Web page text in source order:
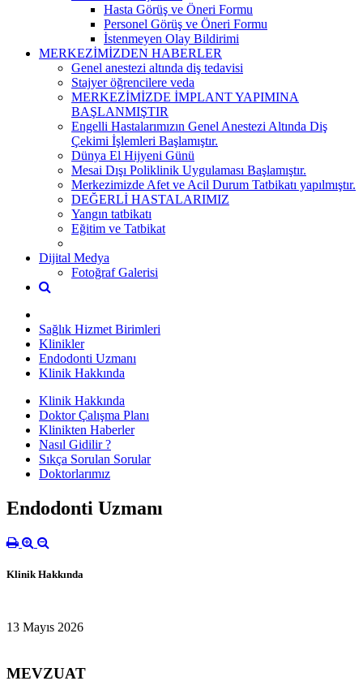
Hasta Görüş ve Öneri Formu
Personel Görüş ve Öneri Formu
İstenmeyen Olay Bildirimi
MERKEZİMİZDEN HABERLER
Genel anestezi altında diş tedavisi
Stajyer öğrencilere veda
MERKEZİMİZDE İMPLANT YAPIMINA
BAŞLANMIŞTIR
Engelli Hastalarımızın Genel Anestezi Altında Diş
Çekimi İşlemleri Başlamıştır.
Dünya El Hijyeni Günü
Mesai Dışı Poliklinik Uygulaması Başlamıştır.
Merkezimizde Afet ve Acil Durum Tatbikatı yapılmıştır.
DEĞERLİ HASTALARIMIZ
Yangın tatbikatı
Eğitim ve Tatbikat
Dijital Medya
Fotoğraf Galerisi
Sağlık Hizmet Birimleri
Klinikler
Endodonti Uzmanı
Klinik Hakkında
Klinik Hakkında
Doktor Çalışma Planı
Klinikten Haberler
Nasıl Gidilir ?
Sıkça Sorulan Sorular
Doktorlarımız
Endodonti Uzmanı
Klinik Hakkında
13 Mayıs 2026
MEVZUAT